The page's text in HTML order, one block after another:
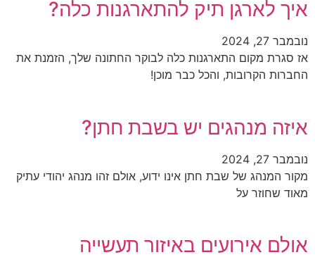
איך לארגן תיק להתארגנות כלה?
נובמבר 27, 2024
אז סגרת מקום התארגנות כלה לבוקר החתונה שלך, הזמנת את
החברות הקרובות, והכל כבר מוכן!
איזה מנהגים יש בשבת חתן?
נובמבר 27, 2024
מקור המנהג של שבת חתן אינו ידוע, אולם זהו מנהג יהודי עתיק
מאוד שחוזר על
אולם אירועים באיזור תעשייה